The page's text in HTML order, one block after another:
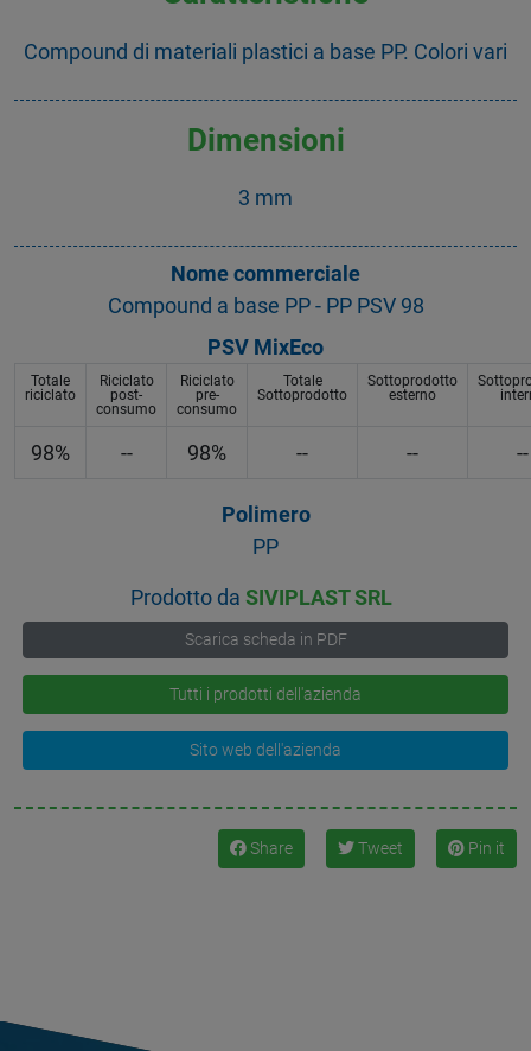
Compound di materiali plastici a base PP. Colori vari
Dimensioni
3 mm
Nome commerciale
Compound a base PP - PP PSV 98
PSV MixEco
Totale
riciclato
Riciclato
post-
consumo
Riciclato
pre-
consumo
Totale
Sottoprodotto
Sottoprodotto
esterno
98% -- 98% -- -- --
Polimero
PP
Prodotto da SIVIPLAST SRL
Scarica scheda in PDF
Tutti i prodotti dell'azienda
Sito web dell'azienda
Share Tweet Pin it